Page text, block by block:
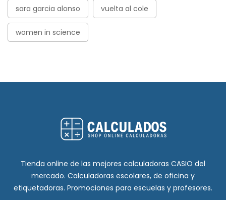
sara garcia alonso vuelta al cole
women in science
Tienda online de las mejores calculadoras CASIO del
mercado. Calculadoras escolares, de oficina y
etiquetadoras. Promociones para escuelas y profesores.